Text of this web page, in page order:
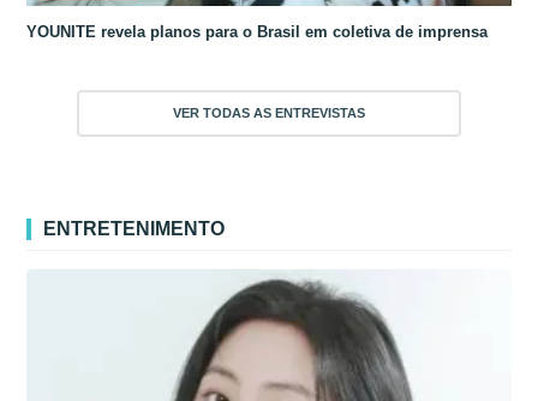
YOUNITE revela planos para o Brasil em coletiva de imprensa
VER TODAS AS ENTREVISTAS
ENTRETENIMENTO